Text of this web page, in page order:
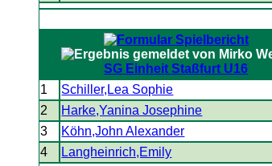
SG Einheit Staßfurt U16
1 Schiller,Lea Sophie
2
Harke,Yanina Josephine
3
Köhn,John Alexander
4
Langheinrich,Emily